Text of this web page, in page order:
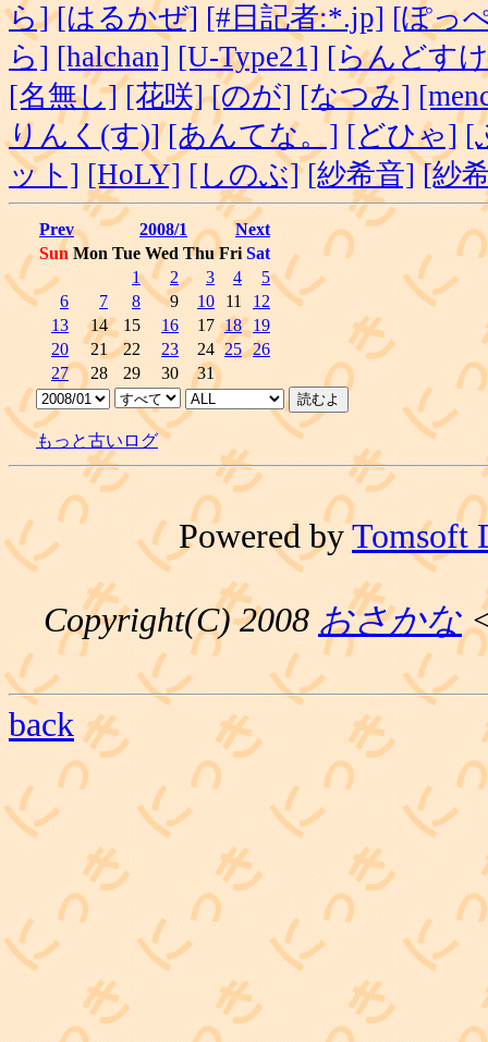
ら] [はるかぜ] [#日記者:*.jp] [ぽっ
ら] [halchan] [U-Type21] [らんどす
[名無し] [花咲] [のが] [なつみ]
りんく(す)] [あんてな。] [どひゃ] [
ット] [HoLY] [しのぶ] [紗希音] [紗
Prev 2008/1
Next
Sun Mon Tue Wed Thu Fri Sat
1
2 3 4
5
6
7 8 9 10 11
12
13
14 15 16 17 18
19
20
21 22 23 24 25 26
27
28 29 30 31
もっと古いログ
Powered byTomsoft
Copyright(C) 2008 おさかな
back